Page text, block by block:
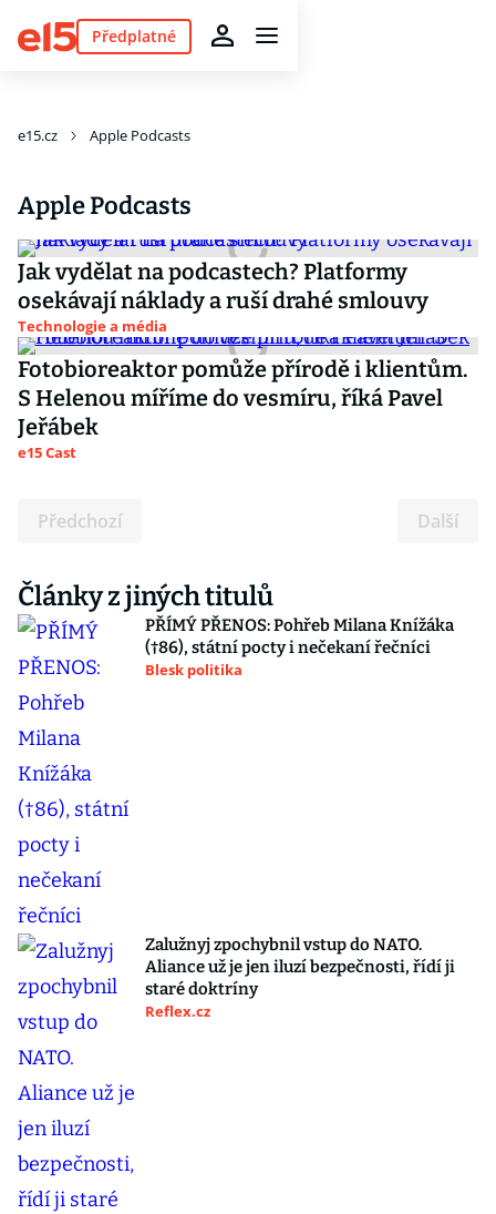
Předplatné
e15.cz Apple Podcasts
Apple Podcasts
Jak vydělat na podcastech? Platformy
osekávají náklady a ruší drahé smlouvy
Technologie a média
Fotobioreaktor pomůže přírodě i klientům.
S Helenou míříme do vesmíru, říká Pavel
Jeřábek
e15 Cast
Předchozí Další
Články z jiných titulů
PŘÍMÝ PŘENOS: Pohřeb Milana Knížáka
(†86), státní pocty i nečekaní řečníci
Blesk politika
Zalužnyj zpochybnil vstup do NATO.
Aliance už je jen iluzí bezpečnosti, řídí ji
staré doktríny
Reflex.cz